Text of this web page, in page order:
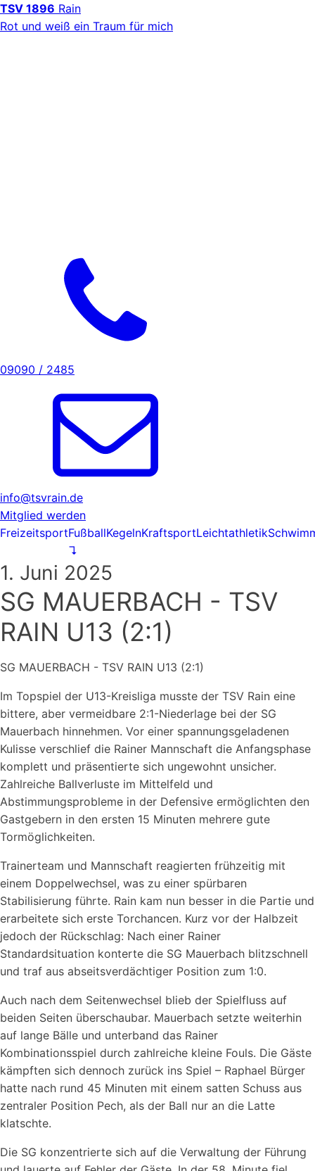
TSV 1896 Rain
Rot und weiß ein Traum für mich
09090 / 2485
info@tsvrain.de
Mitglied werden
FreizeitsportFußball
↴
KegelnKraftsportLeichtathletik
1. Juni 2025
SG MAUERBACH - TSV
RAIN U13 (2:1)
SG MAUERBACH - TSV RAIN U13 (2:1)
Im Topspiel der U13-Kreisliga musste der TSV Rain eine
bittere, aber vermeidbare 2:1-Niederlage bei der SG
Mauerbach hinnehmen. Vor einer spannungsgeladenen
Kulisse verschlief die Rainer Mannschaft die Anfangsphase
komplett und präsentierte sich ungewohnt unsicher.
Zahlreiche Ballverluste im Mittelfeld und
Abstimmungsprobleme in der Defensive ermöglichten den
Gastgebern in den ersten 15 Minuten mehrere gute
Tormöglichkeiten.
Trainerteam und Mannschaft reagierten frühzeitig mit
einem Doppelwechsel, was zu einer spürbaren
Stabilisierung führte. Rain kam nun besser in die Partie und
erarbeitete sich erste Torchancen. Kurz vor der Halbzeit
jedoch der Rückschlag: Nach einer Rainer
Standardsituation konterte die SG Mauerbach blitzschnell
und traf aus abseitsverdächtiger Position zum 1:0.
Auch nach dem Seitenwechsel blieb der Spielfluss auf
beiden Seiten überschaubar. Mauerbach setzte weiterhin
auf lange Bälle und unterband das Rainer
Kombinationsspiel durch zahlreiche kleine Fouls. Die Gäste
kämpften sich dennoch zurück ins Spiel – Raphael Bürger
hatte nach rund 45 Minuten mit einem satten Schuss aus
zentraler Position Pech, als der Ball nur an die Latte
klatschte.
Die SG konzentrierte sich auf die Verwaltung der Führung